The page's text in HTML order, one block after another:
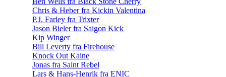
Chris & Heber fra Kickin Valentina
P.J. Farley fra Trixter
Jason Bieler fra Saigon Kick
Kip Winger
Bill Leverty fra Firehouse
Knock Out Kaine
Jonas fra Saint Rebel
Lars & Hans-Henrik fra ENIC